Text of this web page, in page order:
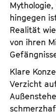
hingegen
Realität
von ihren
Klare
Verzicht